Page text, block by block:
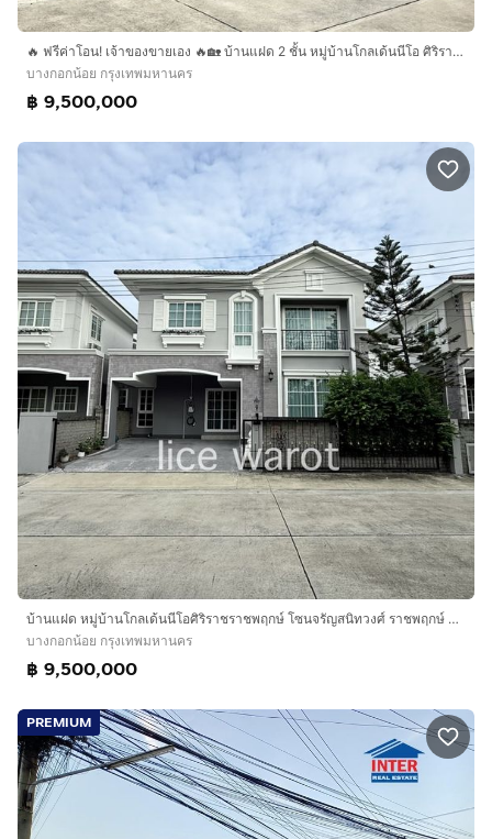
การเดินทางสะดวก :
เข้า-ออกได้หลายเส้นทาง
โครงการอยู่ติดถนนซอยแก้วเงินทอง
ใกล้ถนนราชพฤกษ์
ถนนจรัญสนิทวงศ์
ถนนพรานนก-พุทธมณฑลสาย 4
ถนนเลียบทางรถไฟตลิ่งชัน
ถนนพรานนก
ถนนบรมราชชนนี
ใกล้สถานีรถไฟฟ้าสายสีน้ำเงิน สถานีไฟฉาย
บริษัท อินเตอร์โฮม เรียลตี้ เอสเตท จำกัด
Interhome Realty Estate
www.interhome.co.th
โทร.กดเพื่อดูเบอร์โทร xxxxxx206
https://www.interhome.co.th/propertydetail.php?
propcode=67929
🔥 ฟรีค่าโอน! เจ้าของขายเอง 🔥🏡 บ้านแฝด 2 ชั้น หมู่บ้านโกลเด้นนีโอ ศิริราช–ราชพฤกษ์ไม่มีบ้านตรงข้าม เป็นส่วนตัวมาก
บางกอกน้อย กรุงเทพมหานคร
฿ 9,500,000
บ้านแฝด หมู่บ้านโกลเด้นนีโอศิริราชราชพฤกษ์ โซนจรัญสนิทวงศ์ ราชพฤกษ์ บรมราชชนนี
บางกอกน้อย กรุงเทพมหานคร
฿ 9,500,000
PREMIUM